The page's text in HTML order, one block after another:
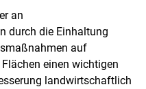
an
durch die Einhaltung
auf
einen wichtigen
landwirtschaftlich